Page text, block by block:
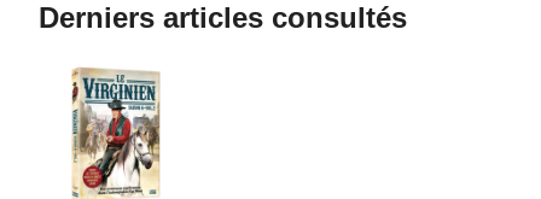
Derniers articles consultés